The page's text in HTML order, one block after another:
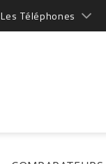
Les Téléphones